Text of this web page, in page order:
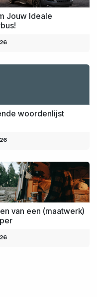
Jouw Ideale
woordenlijst
van een (maatwerk)